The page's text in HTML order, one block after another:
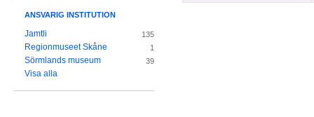
ANSVARIG INSTITUTION
Jamtli 135
Regionmuseet Skåne 1
Sörmlands museum 39
Visa alla